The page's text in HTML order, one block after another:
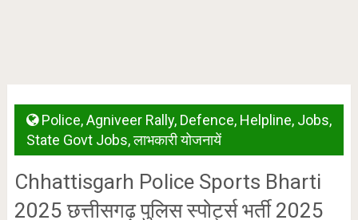
Police,Agniveer Rally, Defence, Helpline, Jobs,
State Govt Jobs,लाभकारी योजनायें
Chhattisgarh Police Sports Bharti
2025 छत्तीसगढ़ पुलिस स्पोर्ट्स भर्ती 2025